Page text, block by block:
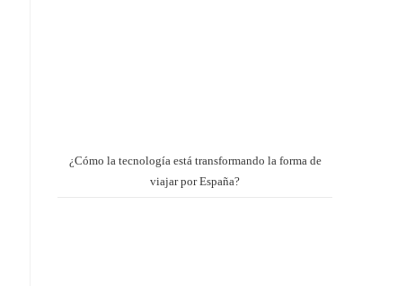
¿Cómo la tecnología está transformando la forma de
viajar por España?